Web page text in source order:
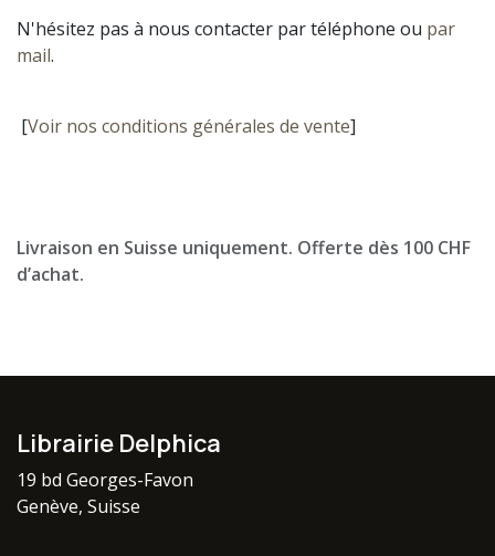
N'hésitez pas à nous contacter par téléphone ou par
mail.
[Voir nos conditions générales de vente]
Livraison en Suisse uniquement. Offerte dès 100 CHF
d’achat.
Librairie Delphica
19 bd Georges-Favon
Genève, Suisse